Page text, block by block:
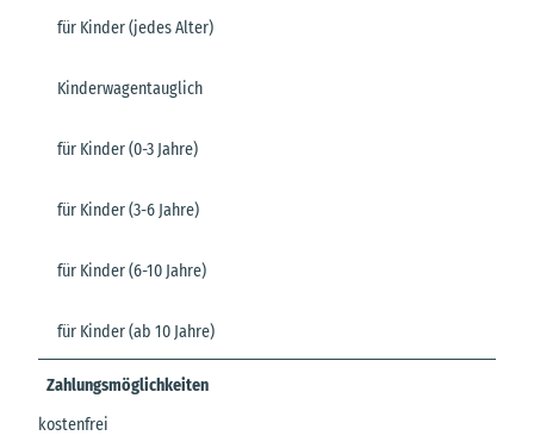
für Kinder (jedes Alter)
Kinderwagentauglich
für Kinder (0-3 Jahre)
für Kinder (3-6 Jahre)
für Kinder (6-10 Jahre)
für Kinder (ab 10 Jahre)
Zahlungsmöglichkeiten
kostenfrei